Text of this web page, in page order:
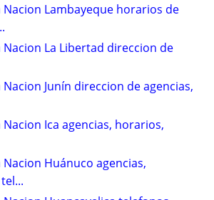
Nacion Lambayeque horarios de
Nacion La Libertad direccion de
Nacion Junín direccion de agencias,
Nacion Ica agencias, horarios,
Nacion Huánuco agencias,